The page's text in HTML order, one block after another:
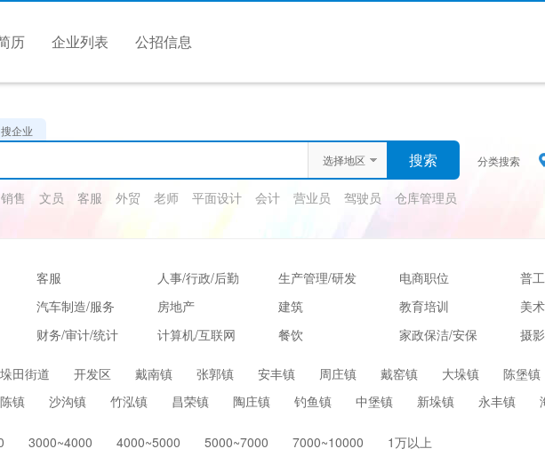
历 企业列表 公招信息
搜企业
选择地区
分类搜索
销售 文员 客服 外贸 老师 平面设计 会计 营业员 驾驶员
仓库管理员
客服 人事/行政/后勤 生产管理/研发 电商职位
普
汽车制造/服务 房地产 建筑 教育培训
美
财务/审计/统计 计算机/互联网 餐饮 家政保洁/安保
摄
服装/纺织/食品 质控/安防 电子/电气 法律
环保 农/林/牧/渔业 其他
垛田街道 开发区 戴南镇 张郭镇 安丰镇 周庄镇 戴窑镇 大垛镇 陈堡镇
镇 沙沟镇 竹泓镇 昌荣镇 陶庄镇 钓鱼镇 中堡镇 新垛镇 永丰镇
3000~4000 4000~5000 5000~7000 7000~10000 1万以上